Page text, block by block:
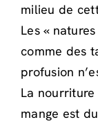
milieu de
Les «
comme des
profusion
La
mange est